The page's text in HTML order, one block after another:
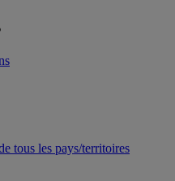
tous les pays/territoires